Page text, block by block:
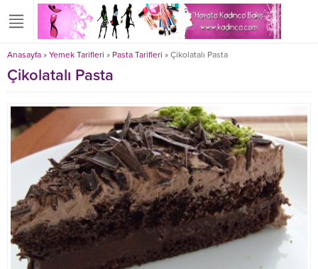
Anasayfa » Yemek Tarifleri » Pasta Tarifleri » Çikolatalı Pasta
Çikolatalı Pasta